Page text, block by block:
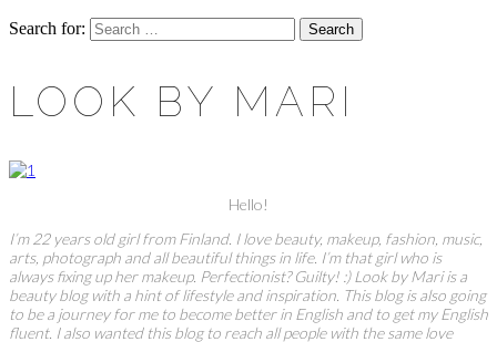
Search for:
LOOK BY MARI
Hello!
I’m 22 years old girl from Finland. I love beauty, makeup, fashion, music,
arts, photograph and all beautiful things in life. I’m that girl who is
always fixing up her makeup. Perfectionist? Guilty! :) Look by Mari is a
beauty blog with a hint of lifestyle and inspiration. This blog is also going
to be a journey for me to become better in English and to get my English
fluent. I also wanted this blog to reach all people with the same love